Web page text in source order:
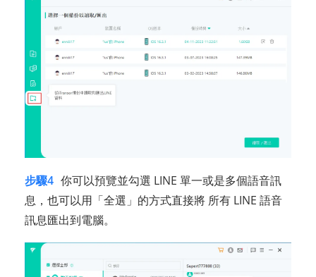
步驟4 你可以預覽並勾選 LINE 單一或是多個語音訊
息，也可以用「全選」的方式直接將 所有 LINE 語音
訊息匯出到電腦。